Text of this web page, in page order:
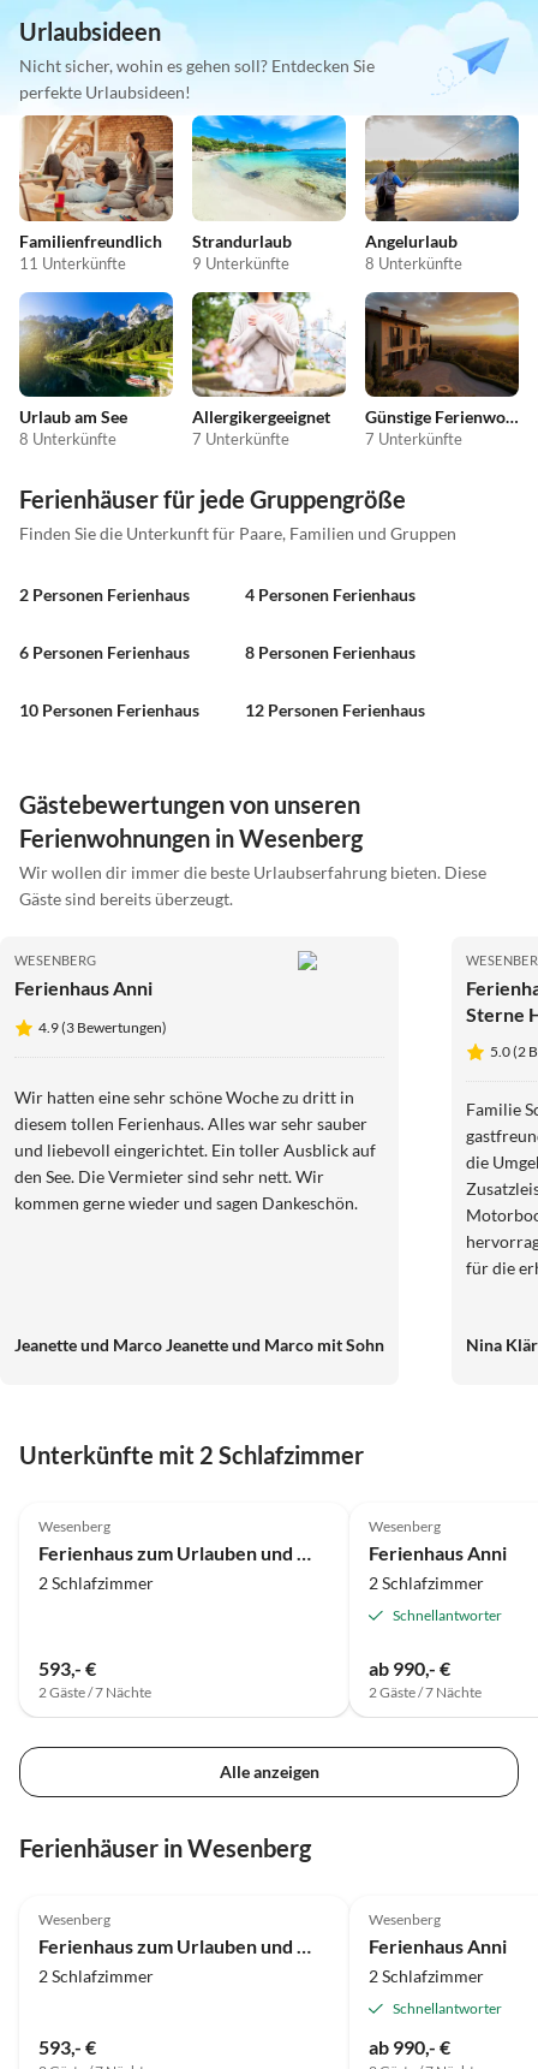
Urlaubsideen
Nicht sicher, wohin es gehen soll? Entdecken Sie
perfekte Urlaubsideen!
Familienfreundlich
11 Unterkünfte
Strandurlaub
9 Unterkünfte
Angelurlaub
8 Unterkünfte
Urlaub am See
8 Unterkünfte
Allergikergeeignet
7 Unterkünfte
Günstige Ferienwohnungen
7 Unterkünfte
Ferienhäuser für jede Gruppengröße
Finden Sie die Unterkunft für Paare, Familien und Gruppen
2 Personen Ferienhaus 4 Personen Ferienhaus
6 Personen Ferienhaus 8 Personen Ferienhaus
10 Personen Ferienhaus 12 Personen Ferienhaus
Gästebewertungen von unseren
Ferienwohnungen in Wesenberg
Wir wollen dir immer die beste Urlaubserfahrung bieten. Diese
Gäste sind bereits überzeugt.
WESENBERG
Ferienhaus Anni
4.9 (3 Bewertungen)
Wir hatten eine sehr schöne Woche zu dritt in
diesem tollen Ferienhaus. Alles war sehr sauber
und liebevoll eingerichtet. Ein toller Ausblick auf
den See. Die Vermieter sind sehr nett. Wir
kommen gerne wieder und sagen Dankeschön.
Jeanette und Marco Jeanette und Marco mit Sohn
Sterne
"Fauna
5.0 (2
Familie
die
hervorragend.
für die
Nina Klär
Unterkünfte mit 2 Schlafzimmer
Wesenberg
2 Schlafzimmer
593,- €
2 Gäste / 7 Nächte
Wesenberg
Ferienhaus Anni
2 Schlafzimmer
Schnellantworter
ab 990,- €
2 Gäste / 7 Nächte
Alle anzeigen
Ferienhäuser in Wesenberg
Wesenberg
Ferienhaus zum Urlauben und Wohlfühlen in Strasen
2 Schlafzimmer
593,- €
Wesenberg
Ferienhaus Anni
2 Schlafzimmer
Schnellantworter
ab 990,- €